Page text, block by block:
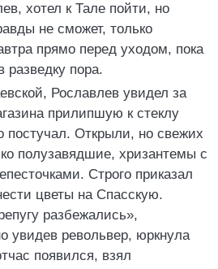
хотел к Тале пойти, но
не сможет, только
прямо перед уходом, пока
разведку пора.
Рославлев увидел за
прилипшую к стеклу
постучал. Открыли, но свежих
полузавядшие, хризантемы с
Строго приказал
цветы на Спасскую.
разбежались»,
увидев револьвер, юркнула
появился, взял